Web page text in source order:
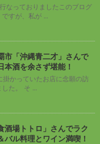
なっておりましたこのブログ
ですが、私が ...
市「沖縄青二才」さんで
酒を余さず堪能！
掛かっていたお店に念願の訪
た。 そ ...
酒場トトロ」さんでラク
バル料理とワイン満喫！